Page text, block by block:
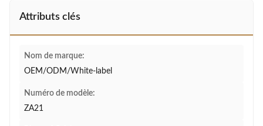
Attributs clés
Nom de marque:
OEM/ODM/White-label
Numéro de modèle:
ZA21